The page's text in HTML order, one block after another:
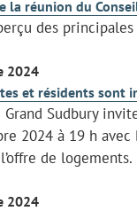
la réunion du
des
2024
et résidents sont
Grand Sudbury
2024 à 19 h
de logements.
2024